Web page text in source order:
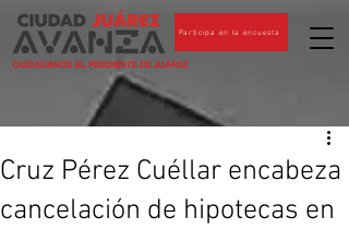
CIUDADANOS AL PENDIENTE DE JUÁREZ
Participa en la encuesta
Cruz Pérez Cuéllar encabeza
cancelación de hipotecas en